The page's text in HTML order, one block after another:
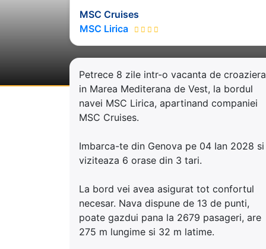
MSC Cruises
MSC Lirica
Petrece 8 zile intr-o vacanta de croaziera
in Marea Mediterana de Vest, la bordul
navei MSC Lirica, apartinand companiei
MSC Cruises.
Imbarca-te din Genova pe 04 Ian 2028 si
viziteaza 6 orase din 3 tari.
La bord vei avea asigurat tot confortul
necesar. Nava dispune de 13 de punti,
poate gazdui pana la 2679 pasageri, are
275 m lungime si 32 m latime.